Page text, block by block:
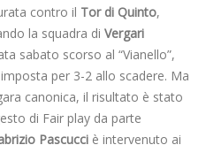
contro il Tor di Quinto,
la squadra di Vergari
sabato scorso al “Vianello”,
per 3-2 allo scadere. Ma
canonica, il risultato è stato
di Fair play da parte
Pascucci è intervenuto ai